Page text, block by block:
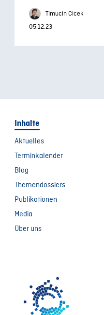
Timucin Cicek
05.12.23
Inhalte
Aktuelles
Terminkalender
Blog
Themendossiers
Publikationen
Media
Über uns